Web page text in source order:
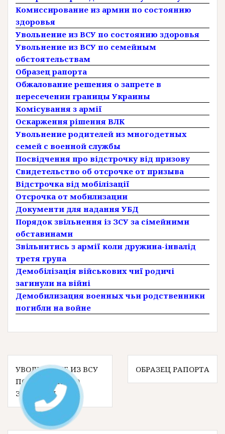
Комиссирование из армии по состоянию
здоровья
Увольнение из ВСУ по состоянию здоровья
Увольнение из ВСУ по семейным
обстоятельствам
Образец рапорта
Обжалование решения о запрете в
пересечении границы Украины
Комісування з армії
Оскарження рішення ВЛК
Увольнение родителей из многодетных
семей с военной службы
Посвідчення про відстрочку від призову
Свидетельство об отсрочке от призыва
Відстрочка від мобілізації
Отсрочка от мобилизации
Документи для надання УБД
Порядок звільнення із ЗСУ за сімейними
обставинами
Звільнитись з армії коли дружина-інвалід
третя група
Демобілізація військових чиї родичі
загинули на війні
Демобилизация военных чьи родственники
погибли на войне
Н
в
УВОЛЬНЕНИЕ ИЗ ВСУ
ПО СОСТОЯНИЮ
ЗДОРОВЬЯ
ОБРАЗЕЦ РАПОРТА